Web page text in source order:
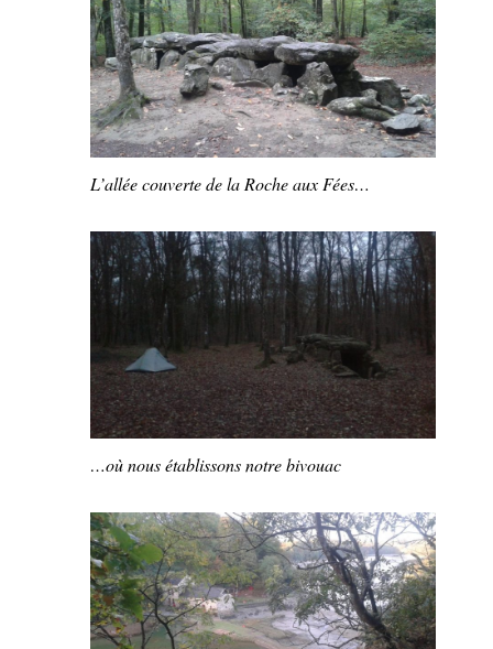
L’allée couverte de la Roche aux Fées…
…où nous établissons notre bivouac